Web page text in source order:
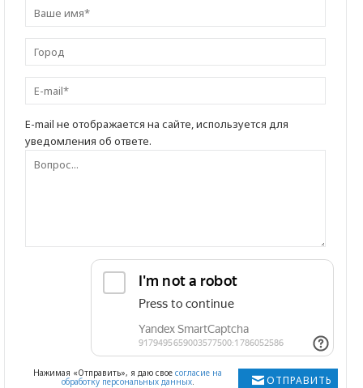
E-mail не отображается на сайте, используется для
уведомления об ответе.
ОТПРАВИТЬ
Нажимая «Отправить», я даю свое согласие на
обработку персональных данных.